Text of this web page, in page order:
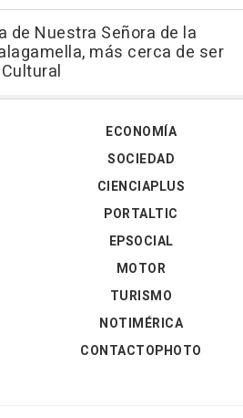
de Nuestra Señora de la
más cerca de ser
ECONOMÍA
SOCIEDAD
CIENCIAPLUS
PORTALTIC
EPSOCIAL
MOTOR
TURISMO
NOTIMÉRICA
CONTACTOPHOTO